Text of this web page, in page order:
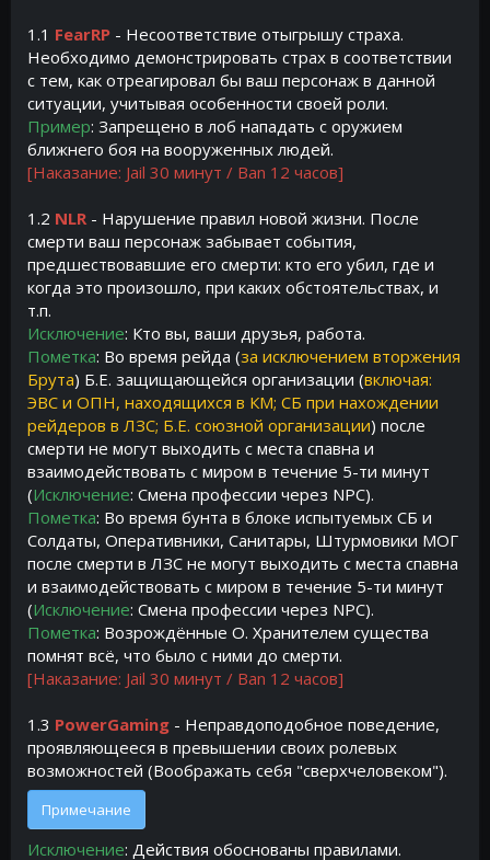
1.1 FearRP - Несоответствие отыгрышу страха.
Необходимо демонстрировать страх в соответствии
с тем, как отреагировал бы ваш персонаж в данной
ситуации, учитывая особенности своей роли.
Пример: Запрещено в лоб нападать с оружием
ближнего боя на вооруженных людей.
[Наказание: Jail 30 минут / Ban 12 часов]
1.2 NLR - Нарушение правил новой жизни. После
смерти ваш персонаж забывает события,
предшествовавшие его смерти: кто его убил, где и
когда это произошло, при каких обстоятельствах, и
т.п.
Исключение: Кто вы, ваши друзья, работа.
Пометка: Во время рейда (за исключением вторжения
Брута) Б.Е. защищающейся организации (включая:
ЭВС и ОПН, находящихся в КМ; СБ при нахождении
рейдеров в ЛЗС; Б.Е. союзной организации) после
смерти не могут выходить с места спавна и
взаимодействовать с миром в течение 5-ти минут
(Исключение: Смена профессии через NPC).
Пометка: Во время бунта в блоке испытуемых СБ и
Солдаты, Оперативники, Санитары, Штурмовики МОГ
после смерти в ЛЗС не могут выходить с места спавна
и взаимодействовать с миром в течение 5-ти минут
(Исключение: Смена профессии через NPC).
Пометка: Возрождённые О. Хранителем существа
помнят всё, что было с ними до смерти.
[Наказание: Jail 30 минут / Ban 12 часов]
1.3 PowerGaming - Неправдоподобное поведение,
проявляющееся в превышении своих ролевых
возможностей (Воображать себя "сверхчеловеком").
Примечание
Исключение: Действия обоснованы правилами.